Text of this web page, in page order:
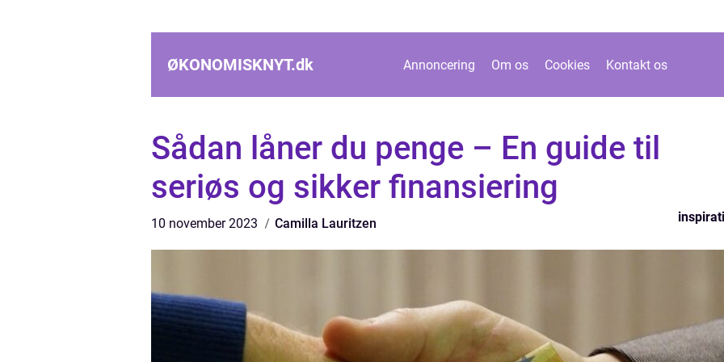
ØKONOMISKNYT.dk Annoncering Om os Cookies Kontakt os
Sådan låner du penge – En guide til
seriøs og sikker finansiering
10 november 2023 Camilla Lauritzen